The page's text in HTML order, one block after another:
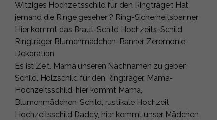
Witziges Hochzeitsschild für den Ringträger: Hat
jemand die Ringe gesehen? Ring-Sicherheitsbanner
Hier kommt das Braut-Schild Hochzeits-Schild
Ringträger Blumenmädchen-Banner Zeremonie-
Dekoration
Es ist Zeit, Mama unseren Nachnamen zu geben
Schild, Holzschild für den Ringträger, Mama-
Hochzeitsschild, hier kommt Mama,
Blumenmädchen-Schild, rustikale Hochzeit
Hochzeitsschild Daddy, hier kommt unser Mädchen